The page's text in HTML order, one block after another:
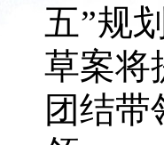
五”规
草案将
团结